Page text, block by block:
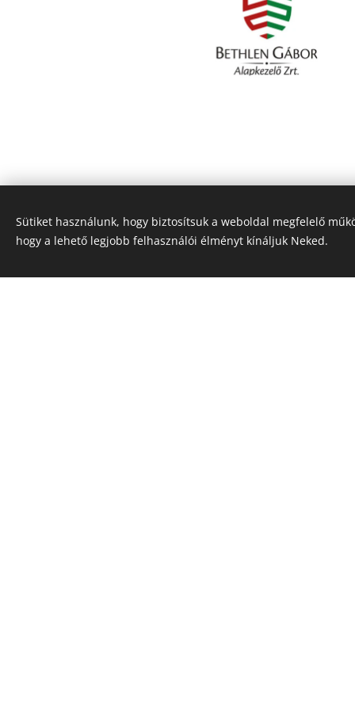
Sütiket használunk, hogy biztosítsuk a weboldal megfelelő
hogy a lehető legjobb felhasználói élményt kínáljuk Neked.